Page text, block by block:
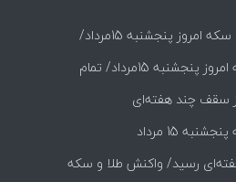
قیمت طلا، دلار و سکه امروز پنجشنبه 15مرداد/
+ جدول
قیمت طلا و سکه امروز پنجشنبه 15مرداد/ تمام
+ جدول
سقف چند هفته‌ای
15 مرداد
رسید/ واکنش طلا و سکه